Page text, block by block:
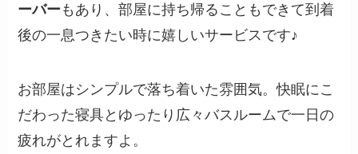
ーバー もあり、部屋に持ち帰ることもできて到着
後の一息つきたい時に嬉しいサービスです♪
お部屋はシンプルで落ち着いた雰囲気。快眠にこ
だわった寝具とゆったり広々バスルームで一日の
疲れがとれますよ。